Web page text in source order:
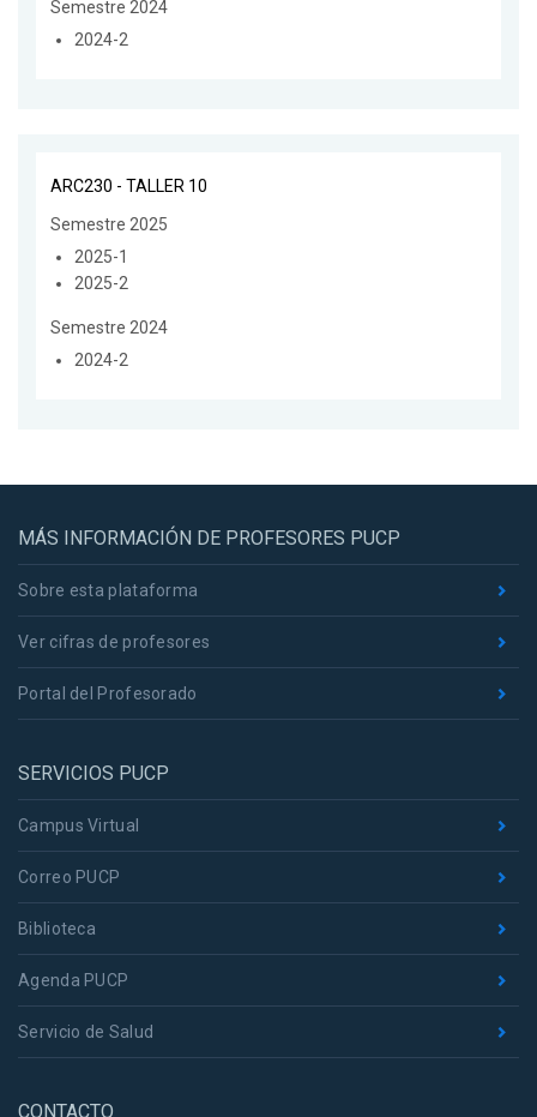
Semestre 2024
2024-2
ARC230 - TALLER 10
Semestre 2025
2025-1
2025-2
Semestre 2024
2024-2
MÁS INFORMACIÓN DE PROFESORES PUCP
Sobre esta plataforma
Ver cifras de profesores
Portal del Profesorado
SERVICIOS PUCP
Campus Virtual
Correo PUCP
Biblioteca
Agenda PUCP
Servicio de Salud
CONTACTO